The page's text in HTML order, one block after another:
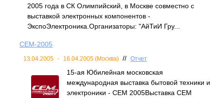
2005 года в СК Олимпийский, в Москве совместно с
выставкой электронных компонентов -
ЭкспоЭлектроника.Организаторы: "АйТиИ Гру...
CEM-2005
13.04.2005 - 16.04.2005 (Москва) // Отчет
15-ая Юбилейная московская
международная выставка бытовой техники и
электроники - CEM 2005Выставка СЕМ